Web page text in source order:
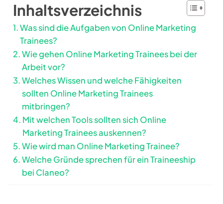
Inhaltsverzeichnis
Was sind die Aufgaben von Online Marketing
Trainees?
Wie gehen Online Marketing Trainees bei der
Arbeit vor?
Welches Wissen und welche Fähigkeiten
sollten Online Marketing Trainees
mitbringen?
Mit welchen Tools sollten sich Online
Marketing Trainees auskennen?
Wie wird man Online Marketing Trainee?
Welche Gründe sprechen für ein Traineeship
bei Claneo?